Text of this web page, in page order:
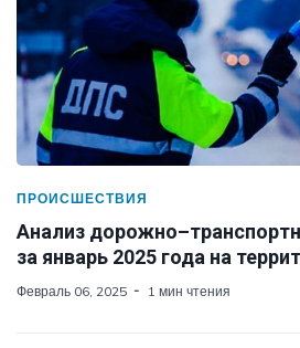
ПРОИСШЕСТВИЯ
Анализ
за январь 2025 года на
Февраль 06, 2025 1 мин чтения